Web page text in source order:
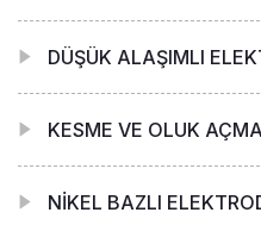
DÜŞÜK ALAŞIMLI
KESME VE OLUK
NİKEL BAZLI